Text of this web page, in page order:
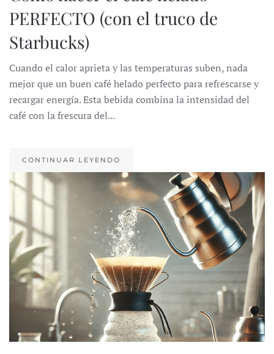
PERFECTO (con el truco de
Starbucks)
Cuando el calor aprieta y las temperaturas suben, nada
mejor que un buen café helado perfecto para refrescarse y
recargar energía. Esta bebida combina la intensidad del
café con la frescura del...
CONTINUAR LEYENDO